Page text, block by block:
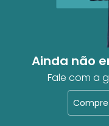
Ainda não
Fale com a